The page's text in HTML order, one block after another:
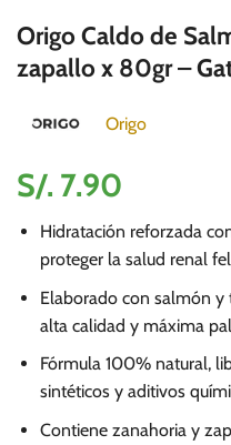
Origo Caldo de
zapallo x 80gr –
Origo
S/. 7.90
Hidratación reforzada
proteger la salud renal
Elaborado con salmón
alta calidad y máxima
Fórmula 100% natural,
sintéticos y aditivos
Contiene zanahoria y